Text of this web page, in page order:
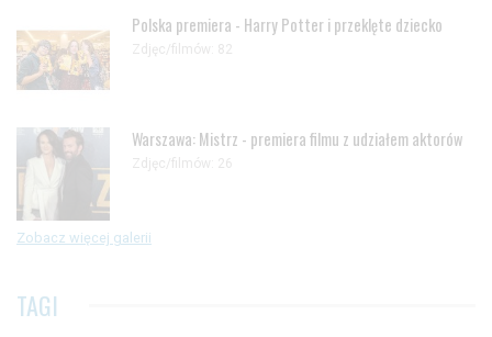
Polska premiera - Harry Potter i przeklęte dziecko
Zdjęc/filmów: 82
Warszawa: Mistrz - premiera filmu z udziałem aktorów
Zdjęc/filmów: 26
Zobacz więcej galerii
TAGI